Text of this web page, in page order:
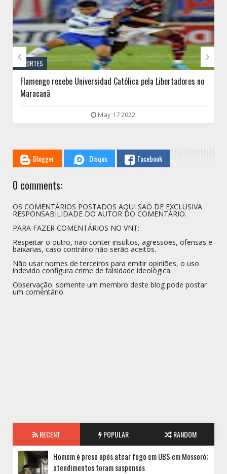
ESPORTES
Flamengo recebe Universidad Católica pela Libertadores no
Maracanã
May 17 2022
 
Blogger Disqus Facebook
0 comments:
OS COMENTÁRIOS POSTADOS AQUI SÃO DE EXCLUSIVA
RESPONSABILIDADE DO AUTOR DO COMENTÁRIO.
PARA FAZER COMENTÁRIOS NO VNT:
Respeitar o outro, não conter insultos, agressões, ofensas e
baixarias, caso contrário não serão aceitos.
Não usar nomes de terceiros para emitir opiniões, o uso
indevido configura crime de falsidade ideológica.
Observação: somente um membro deste blog pode postar
um comentário.
RECENT POPULAR RANDOM
Homem é preso após atear fogo em UBS em Mossoró;
atendimentos foram suspensos